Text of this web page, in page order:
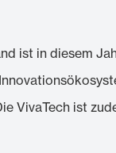
ist in diesem
VivaTech ist